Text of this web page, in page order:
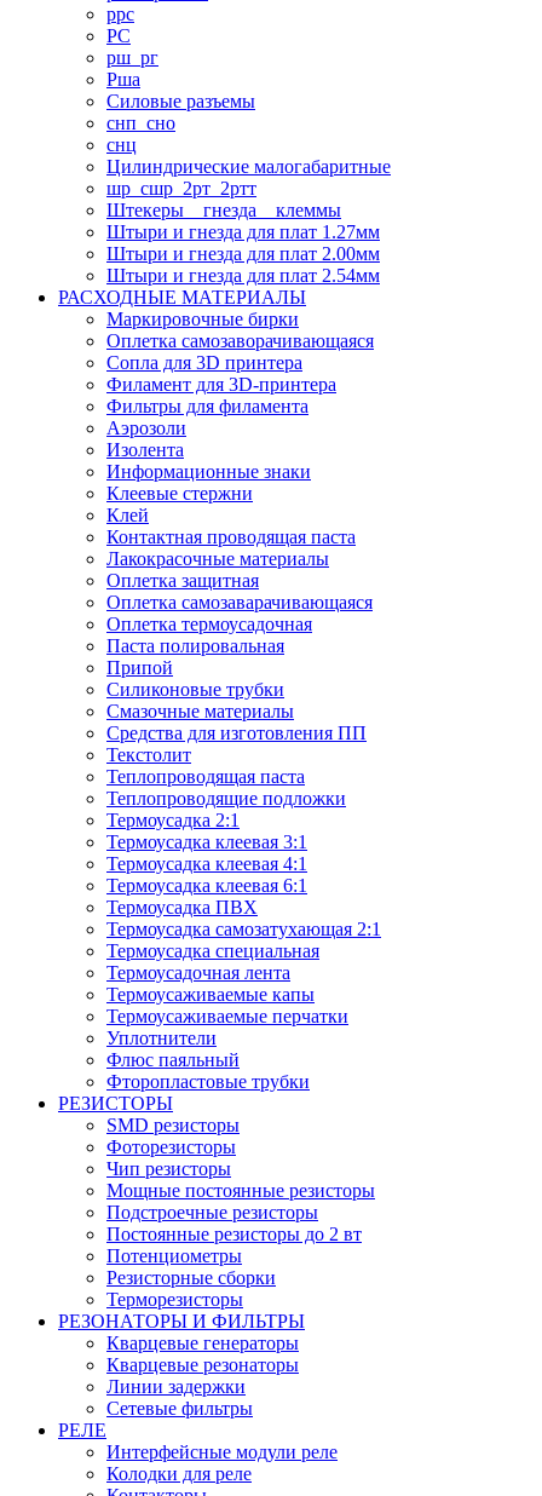
ррс
РС
рш_рг
Рша
Силовые разъемы
снп_сно
снц
Цилиндрические малогабаритные
шр_сшр_2рт_2ртт
Штекеры _ гнезда _ клеммы
Штыри и гнезда для плат 1.27мм
Штыри и гнезда для плат 2.00мм
Штыри и гнезда для плат 2.54мм
РАСХОДНЫЕ МАТЕРИАЛЫ
Маркировочные бирки
Оплетка самозаворачивающаяся
Сопла для 3D принтера
Филамент для 3D-принтера
Фильтры для филамента
Аэрозоли
Изолента
Информационные знаки
Клеевые стержни
Клей
Контактная проводящая паста
Лакокрасочные материалы
Оплетка защитная
Оплетка самозаварачивающаяся
Оплетка термоусадочная
Паста полировальная
Припой
Силиконовые трубки
Смазочные материалы
Средства для изготовления ПП
Текстолит
Теплопроводящая паста
Теплопроводящие подложки
Термоусадка 2:1
Термоусадка клеевая 3:1
Термоусадка клеевая 4:1
Термоусадка клеевая 6:1
Термоусадка ПВХ
Термоусадка самозатухающая 2:1
Термоусадка специальная
Термоусадочная лента
Термоусаживаемые капы
Термоусаживаемые перчатки
Уплотнители
Флюс паяльный
Фторопластовые трубки
РЕЗИСТОРЫ
SMD резисторы
Фоторезисторы
Чип резисторы
Мощные постоянные резисторы
Подстроечные резисторы
Постоянные резисторы до 2 вт
Потенциометры
Резисторные сборки
Терморезисторы
РЕЗОНАТОРЫ И ФИЛЬТРЫ
Кварцевые генераторы
Кварцевые резонаторы
Линии задержки
Сетевые фильтры
РЕЛЕ
Интерфейсные модули реле
Колодки для реле